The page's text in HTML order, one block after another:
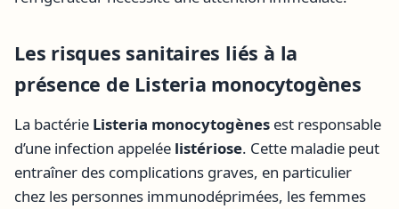
Les risques sanitaires liés à la
présence de Listeria monocytogènes
La bactérie Listeria monocytogènes est responsable
d’une infection appelée listériose. Cette maladie peut
entraîner des complications graves, en particulier
chez les personnes immunodéprimées, les femmes